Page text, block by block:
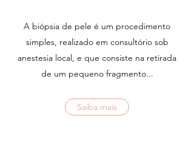
A biópsia de pele é um procedimento
simples, realizado em consultório sob
anestesia local, e que consiste na retirada
de um pequeno fragmento...
Saiba mais